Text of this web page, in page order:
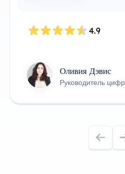
4.8
Джеймс Андерсон
Технический